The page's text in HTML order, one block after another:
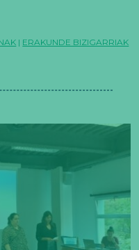
| ERAKUNDE BIZIGARRIAK